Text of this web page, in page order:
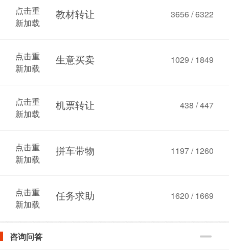
点击重
新加载
3656 / 6322
教材转让
点击重
新加载
1029 / 1849
生意买卖
点击重
新加载
438 / 447
机票转让
点击重
新加载
1197 / 1260
拼车带物
点击重
新加载
1620 / 1669
任务求助
咨询问答